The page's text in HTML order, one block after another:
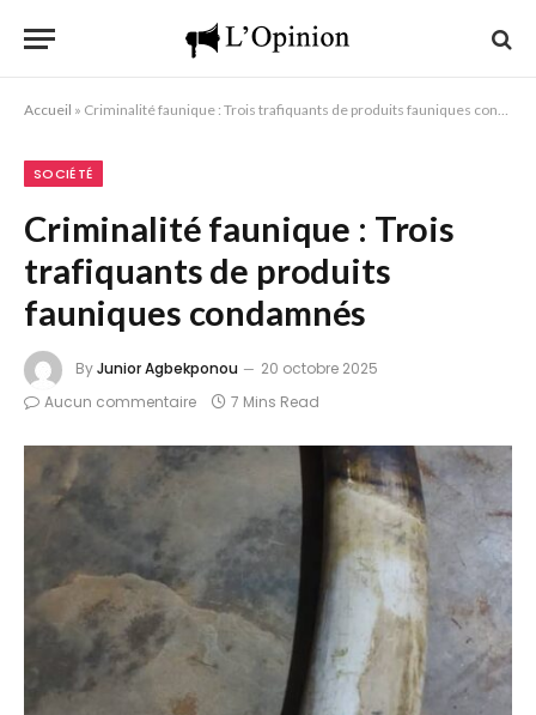
Accueil » Criminalité faunique : Trois trafiquants de produits fauniques condamnés
SOCIÉTÉ
Criminalité faunique : Trois
trafiquants de produits
fauniques condamnés
ByJunior Agbekponou
20 octobre 2025
Aucun commentaire
7 Mins Read